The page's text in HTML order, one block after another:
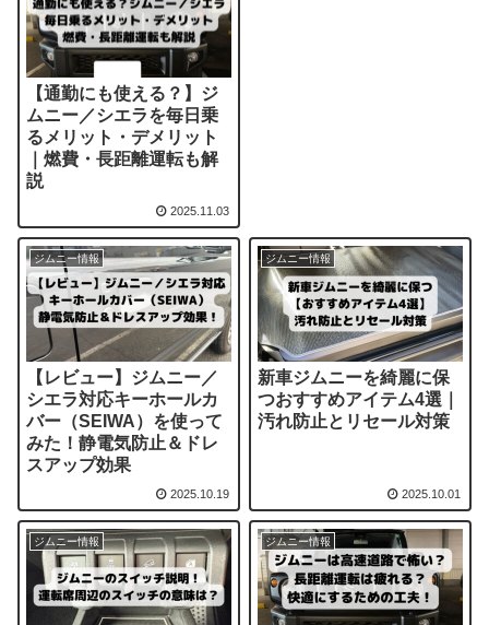
【通勤にも使える？】ジ
ムニー／シエラを毎日乗
るメリット・デメリット
｜燃費・長距離運転も解
説
2025.11.03
ジムニー情報
【レビュー】ジムニー／
シエラ対応キーホールカ
バー（SEIWA）を使って
みた！静電気防止＆ドレ
スアップ効果
2025.10.19
ジムニー情報
新車ジムニーを綺麗に保
つおすすめアイテム4選｜
汚れ防止とリセール対策
2025.10.01
ジムニー情報 ジムニー情報